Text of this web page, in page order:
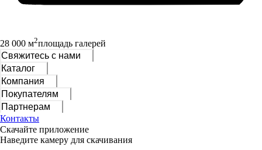
28 000 м2площадь галерей
Свяжитесь с нами
Каталог
Компания
Покупателям
Партнерам
Контакты
Скачайте приложение
Наведите камеру для скачивания